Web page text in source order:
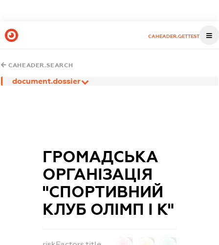
CAHEADER.GETTEST
CAHEADER.SEARCH
document.dossier
ГРОМАДСЬКА
ОРГАНІЗАЦІЯ
"СПОРТИВНИЙ
КЛУБ ОЛІМП І К"